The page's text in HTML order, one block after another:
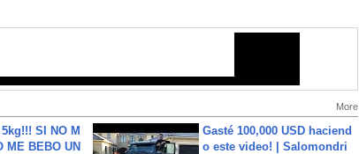
More
SI NO M
ME BEBO UN
Gasté 100,000 USD haciend
o este video! | Salomondri